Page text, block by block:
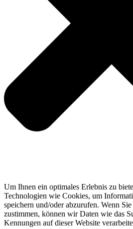
Um Ihnen ein optimales Erlebnis zu
Technologien wie Cookies, um
speichern und/oder abzurufen. Wenn
zustimmen, können wir Daten wie das
Kennungen auf dieser Website